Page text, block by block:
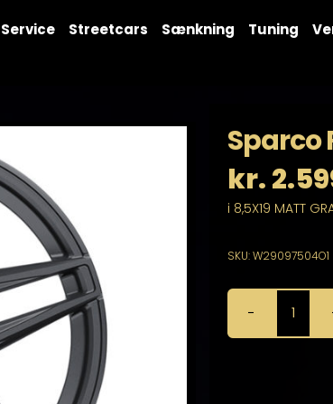
Service Streetcars Sænkning Tuning
Sparco
kr.
i 8,5X19 MATT
SKU:W29097504O1